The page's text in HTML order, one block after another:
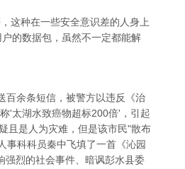
这种在一些安全意识差的人身上
的数据包，虽然不一定都能解
百余条短信，被警方以违反《治
'太湖水致癌物超标200倍'，引起
且是人为灾难，但是该市民"散布
事科科员秦中飞填了一首《沁园
强烈的社会事件、暗讽彭水县委